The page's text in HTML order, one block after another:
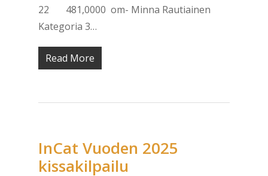
22 481,0000 om- Minna Rautiainen
Kategoria 3…
Read More
InCat Vuoden 2025
kissakilpailu